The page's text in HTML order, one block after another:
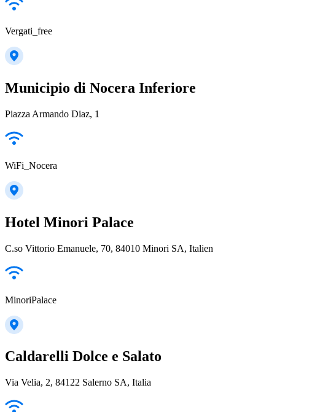
Vergati_free
Municipio di Nocera Inferiore
Piazza Armando Diaz, 1
WiFi_Nocera
Hotel Minori Palace
C.so Vittorio Emanuele, 70, 84010 Minori SA, Italien
MinoriPalace
Caldarelli Dolce e Salato
Via Velia, 2, 84122 Salerno SA, Italia